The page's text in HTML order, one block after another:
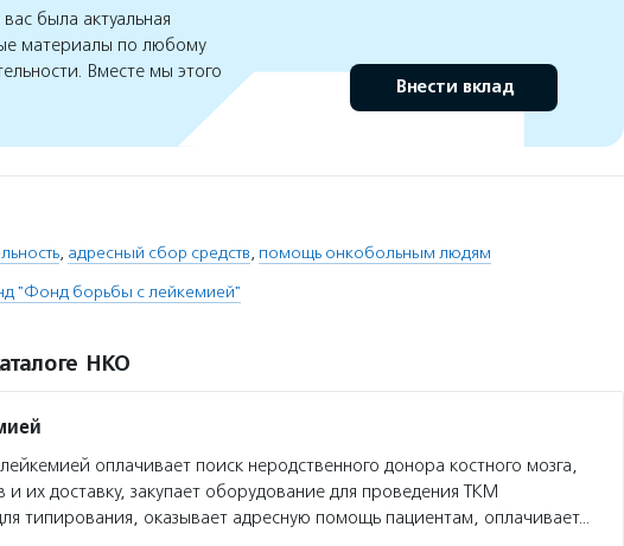
была актуальная
материалы по любому
Вместе мы этого
Внести вклад
, адресный сбор средств, помощь онкобольным людям
"Фонд борьбы с лейкемией"
НКО
оплачивает поиск неродственного донора костного мозга,
и их доставку, закупает оборудование для проведения ТКМ
типирования, оказывает адресную помощь пациентам, оплачивает…